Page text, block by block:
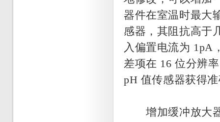
器件在室温时最大
感器，其阻抗高于
入偏置电流为 1pA
差项在 16 位分辨
pH 值传感器获得
增加缓冲放大器